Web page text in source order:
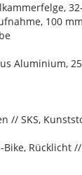
100
Aluminium,
// SKS,
Rücklicht